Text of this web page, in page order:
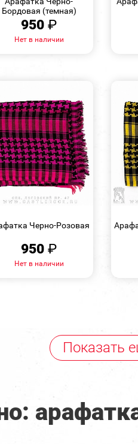
Бордовая (темная)
950₽
Нет в наличии
Черно-Розовая
950₽
Нет в наличии
Показать